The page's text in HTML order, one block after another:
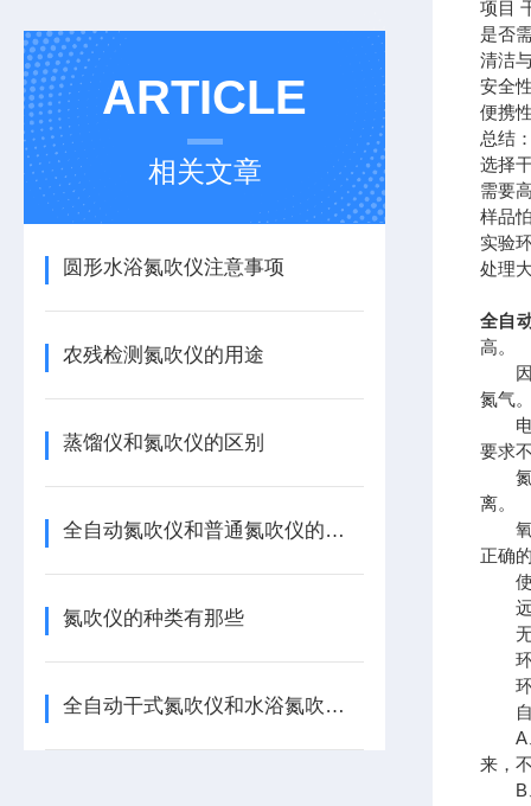
ARTICLE
相关文章
圆形水浴氮吹仪注意事项
农残检测氮吹仪的用途
蒸馏仪和氮吹仪的区别
全自动氮吹仪和普通氮吹仪的区别
氮吹仪的种类有那些
全自动干式氮吹仪和水浴氮吹仪的区别
项目
是否
清洁
安全
便携
总结
选择
需要
样品
实验
处理
全自
高。
因此
氮气
电解
要求
氮吹
离。
氧气
正确
使
远
无
环
环
自
A、
来，
B、